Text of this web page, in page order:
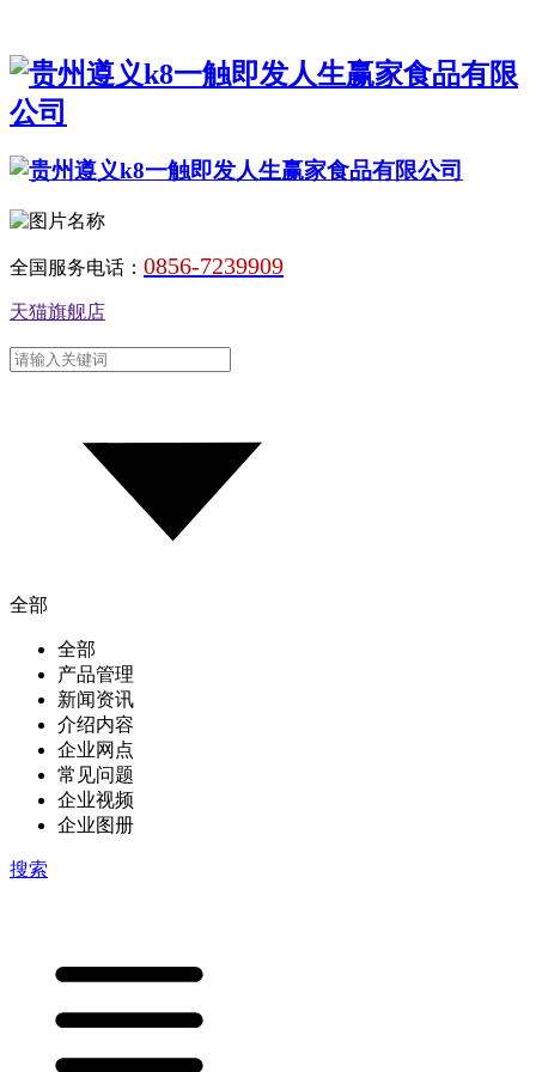
全国服务电话： 0856-7239909
天猫旗舰店
全部
全部
产品管理
新闻资讯
介绍内容
企业网点
常见问题
企业视频
企业图册
搜索